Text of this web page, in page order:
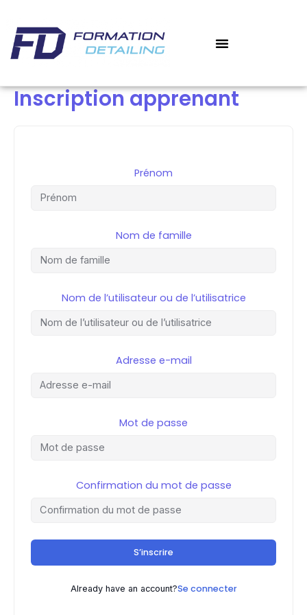
contenu
Inscription apprenant
Prénom
Nom de famille
Nom de l’utilisateur ou de l’utilisatrice
Adresse e-mail
Mot de passe
Confirmation du mot de passe
S’inscrire
Already have an account?Se connecter